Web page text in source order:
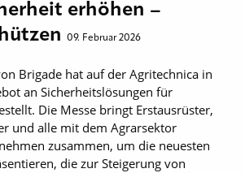
erhöhen –
09. Februar 2026
Brigade hat auf der Agritechnica in
an Sicherheitslösungen für
Die Messe bringt Erstausrüster,
und alle mit dem Agrarsektor
zusammen, um die neuesten
die zur Steigerung von